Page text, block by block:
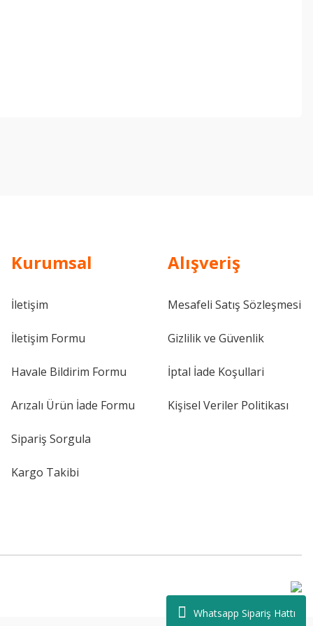
Whatsapp Sipariş Hattı
Kurumsal
İletişim
İletişim Formu
Havale Bildirim Formu
Arızalı Ürün İade Formu
Sipariş Sorgula
Kargo Takibi
Alışveriş
Mesafeli Satış Sözleşmesi
Gizlilik ve Güvenlik
İptal İade Koşullari
Kişisel Veriler Politikası